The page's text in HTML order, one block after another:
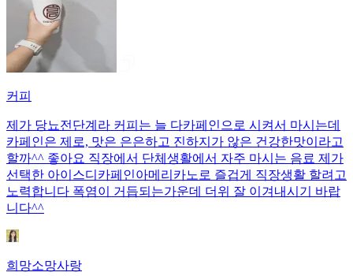
커피
제가 당뇨전단계라 커피는 늘 다카페인으로 시켜서 마시는데
카페인은 제로, 맛은 은은하고 진하지가 않은 건강한맛이라고
할까^^ 좋아요 직장에서 단체생활에서 자주 마시는 음료 제가
선택한 아이스디카페인아메리카노로 즐겁게 직장생활 할려고
노력합니다 폭염이 거듭되는가운데 더위 잘 이겨내시기 바랍
니다^^
희망소망사랑